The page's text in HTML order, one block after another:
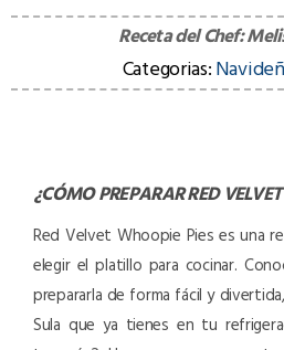
Receta del Chef:
Categorias:
¿CÓMO PREPARARRED
Red Velvet Whoopie Pies es una
elegir el platillo para cocinar.
prepararla de forma fácil y
Sula que ya tienes en tu